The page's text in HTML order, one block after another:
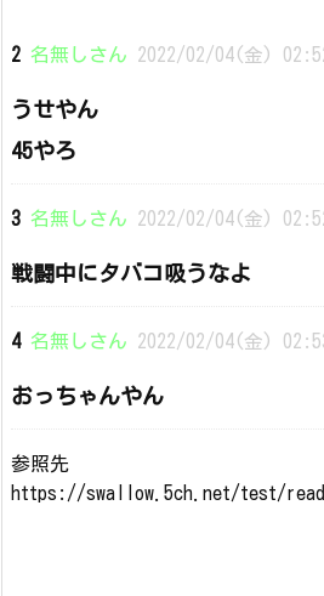
2 名無しさん 2022/02/04(金)
うせやん
45やろ
3 名無しさん 2022/02/04(金)
戦闘中にタバコ吸うなよ
4 名無しさん 2022/02/04(金)
おっちゃんやん
参照先
https://swallow.5ch.net/test/